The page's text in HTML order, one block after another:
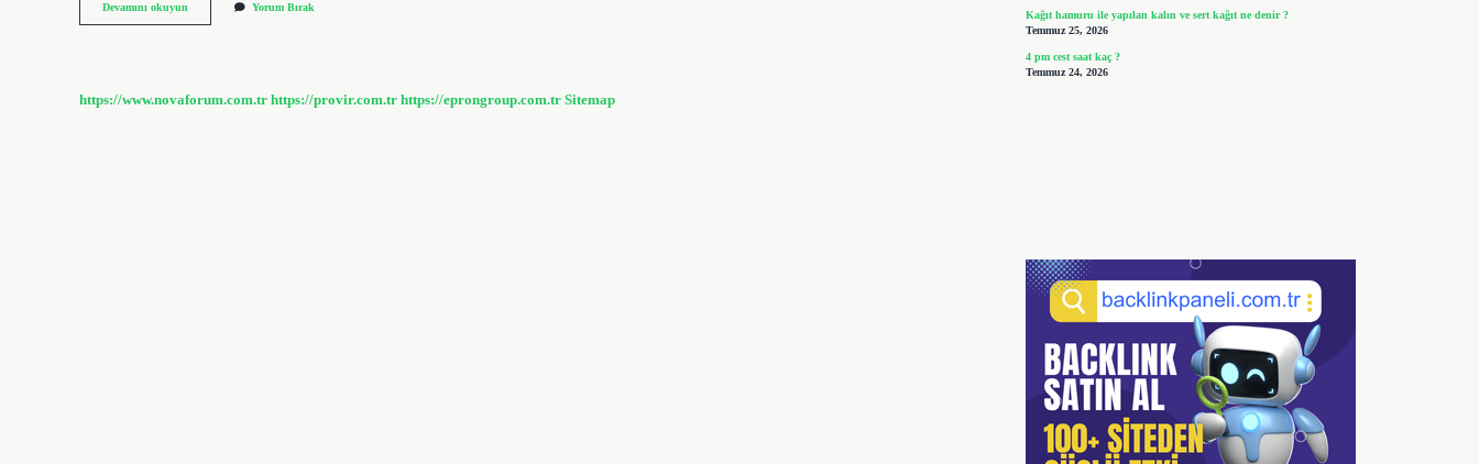
Devamını okuyun
Büyüme
Yorum Bırak
https://www.novaforum.com.tr https://provir.com.tr https://eprongroup.com.tr Sitemap
Kağıt hamuru ile yapılan kalın ve sert kağıt ne denir ?
Temmuz 25, 2026
4 pm cest saat kaç ?
Temmuz 24, 2026